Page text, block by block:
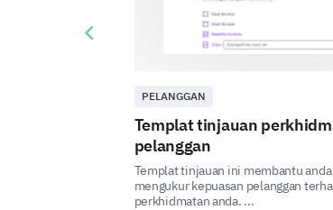
PELANGGAN
Templat tinjauan
pelanggan
Templat tinjauan ini membantu
mengukur kepuasan pelanggan
perkhidmatan anda. ...
Previous slide